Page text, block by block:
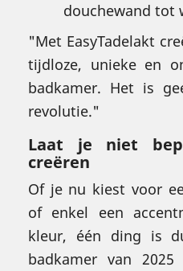
douchewand tot
"Met EasyTadelakt
tijdloze, unieke en
badkamer. Het is
revolutie."
Laat je niet
creëren
Of je nu kiest voor
of enkel een
kleur, één ding is
badkamer van